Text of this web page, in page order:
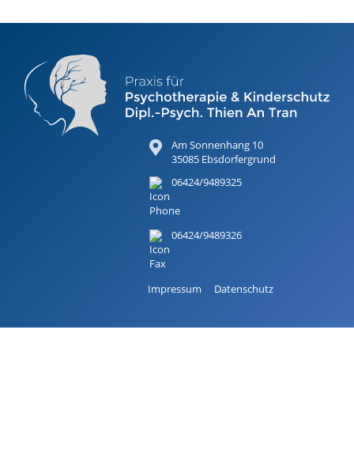
Am Sonnenhang 10
35085 Ebsdorfergrund
06424/9489325
06424/9489326
Impressum Datenschutz